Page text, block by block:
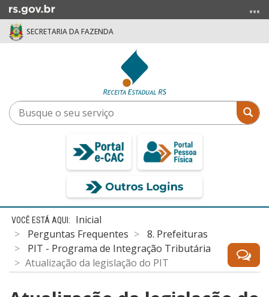
para
menu
SECRETARIA DA FAZENDA
Busque
o
Início
conteúdo
Inicial
Perguntas Frequentes
8. Prefeituras
PIT - Programa de Integração Tributária
Atualização da legislação do PIT